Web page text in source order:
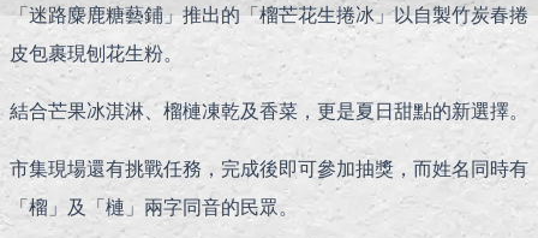
「迷路麋鹿糖藝鋪」推出的「榴芒花生捲冰」以自製竹炭春捲
皮包裹現刨花生粉。
結合芒果冰淇淋、榴槤凍乾及香菜，更是夏日甜點的新選擇。
市集現場還有挑戰任務，完成後即可參加抽獎，而姓名同時有
「榴」及「槤」兩字同音的民眾。